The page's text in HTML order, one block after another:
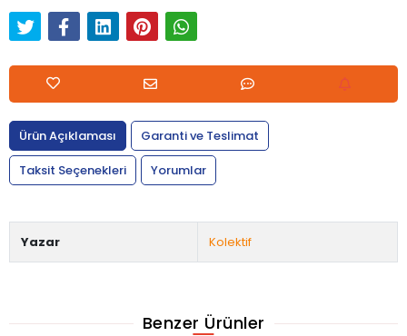
Ürün Açıklaması
Garanti ve Teslimat
Taksit Seçenekleri
Yorumlar
Yazar Kolektif
Benzer Ürünler